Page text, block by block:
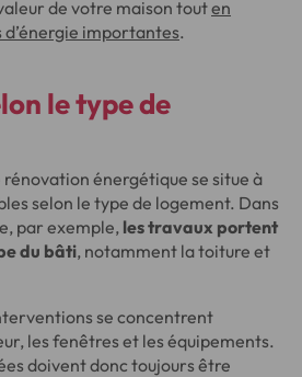
de votre maison touten
importantes.
le type de
rénovation énergétique se situe à
selon le type de logement. Dans
par exemple, les travaux portent
du bâti, notamment la toiture et
se concentrent
les fenêtres et les équipements.
doivent donc toujours être